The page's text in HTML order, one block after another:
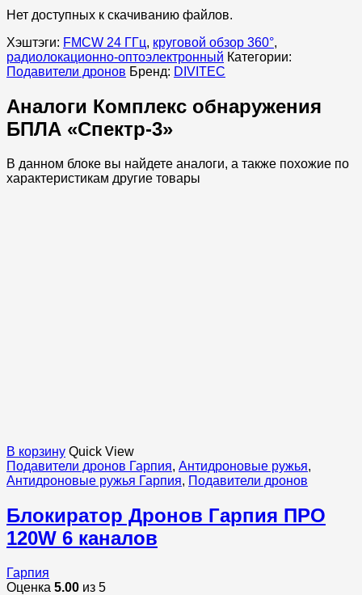
Нет доступных к скачиванию файлов.
Хэштэги: FMCW 24 ГГц, круговой обзор 360°,
радиолокационно-оптоэлектронный Категории:
Подавители дронов Бренд: DIVITEC
Аналоги Комплекс обнаружения
БПЛА «Спектр-3»
В данном блоке вы найдете аналоги, а также похожие по
характеристикам другие товары
В корзину Quick View
Подавители дронов Гарпия, Антидроновые ружья,
Антидроновые ружья Гарпия, Подавители дронов
Блокиратор Дронов Гарпия ПРО
120W 6 каналов
Гарпия
Оценка 5.00 из 5